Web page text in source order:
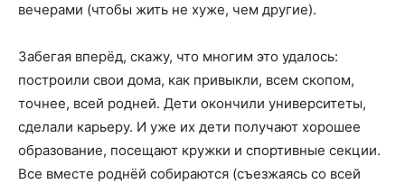
вечерами (чтобы жить не хуже, чем другие).
Забегая вперёд, скажу, что многим это удалось:
построили свои дома, как привыкли, всем скопом,
точнее, всей родней. Дети окончили университеты,
сделали карьеру. И уже их дети получают хорошее
образование, посещают кружки и спортивные секции.
Все вместе роднёй собираются (съезжаясь со всей